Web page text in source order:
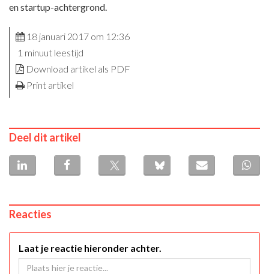
en startup-achtergrond.
18 januari 2017 om 12:36
1 minuut leestijd
Download artikel als PDF
Print artikel
Deel dit artikel
Reacties
Laat je reactie hieronder achter.